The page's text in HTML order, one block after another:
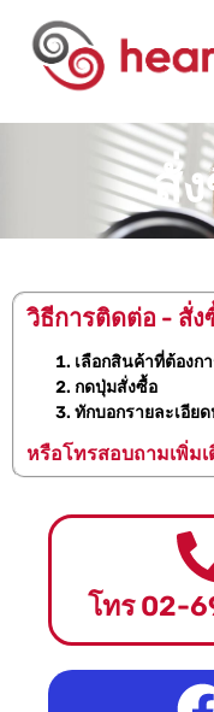
สั่
วิธีการติดต่อ - สั่ง
เลือกสินค้าที่ต้องก
กดปุ่มสั่งซื้อ
ทักบอกรายละเอีย
หรือโทรสอบถามเพิ่ม
โทร 02-